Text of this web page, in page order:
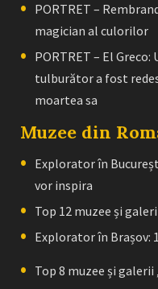
PORTRET –
magician al culorilor
PORTRET – El
tulburător a fost
moartea sa
Muzee din
Explorator în
vor inspira
Top 12 muzee și
Explorator în Brașov:
Top 8 muzee și galerii